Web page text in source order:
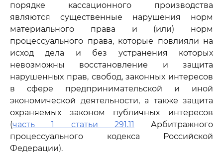
порядке кассационного производства
являются существенные нарушения норм
материального права и (или) норм
процессуального права, которые повлияли на
исход дела и без устранения которых
невозможны восстановление и защита
нарушенных прав, свобод, законных интересов
в сфере предпринимательской и иной
экономической деятельности, а также защита
охраняемых законом публичных интересов
(часть 1 статьи 291.11 Арбитражного
процессуального кодекса Российской
Федерации).